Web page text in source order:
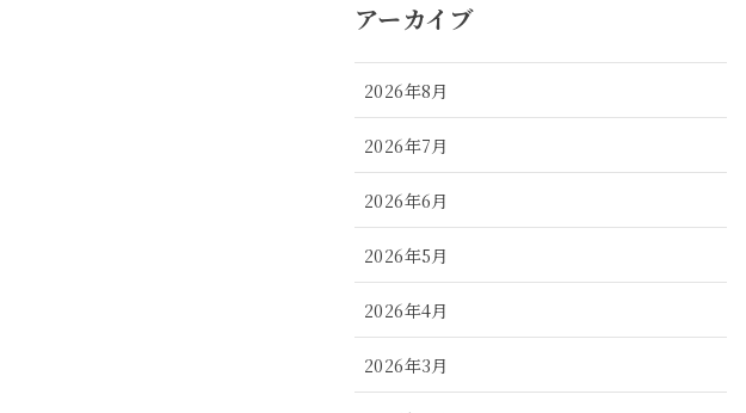
アーカイブ
2026年8月
2026年7月
2026年6月
2026年5月
2026年4月
2026年3月